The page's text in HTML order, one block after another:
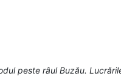
peste râul Buzău.